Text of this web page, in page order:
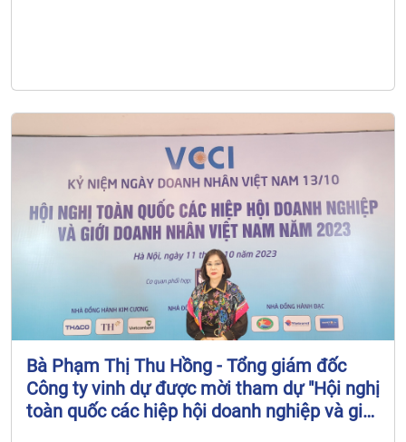
Bà Phạm Thị Thu Hồng - Tổng giám đốc
Công ty vinh dự được mời tham dự "Hội nghị
toàn quốc các hiệp hội doanh nghiệp và giới